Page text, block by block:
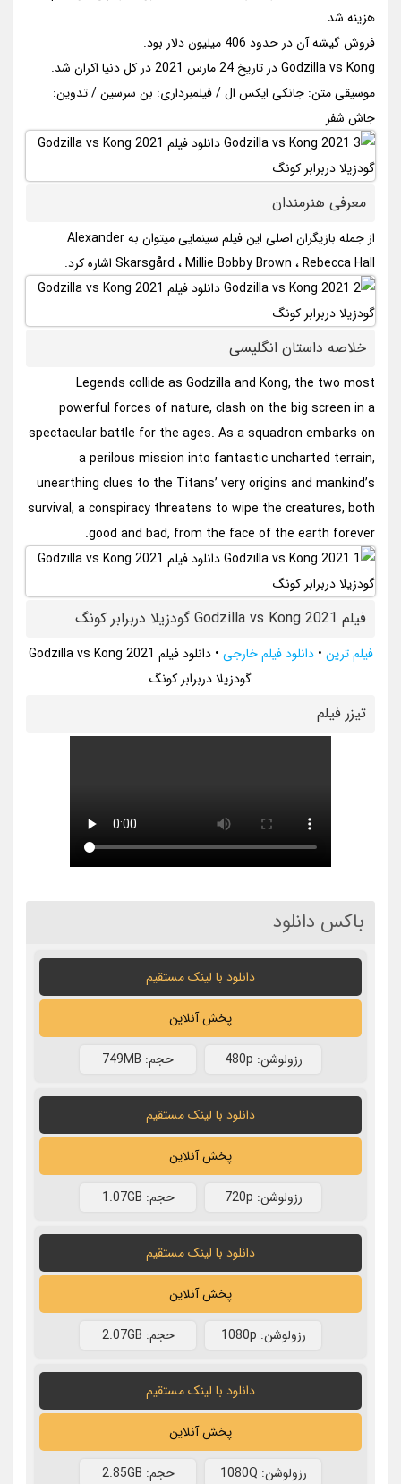
هزینه شد.
فروش گیشه آن در حدود 406 میلیون دلار بود.
Godzilla vs Kong در تاریخ 24 مارس 2021 در کل دنیا اکران شد.
موسیقی متن: جانکی ایکس ال / فیلمبرداری: بن سرسین / تدوین:
جاش شفر
معرفی هنرمندان
از جمله بازیگران اصلی این فیلم سینمایی میتوان به Alexander
Skarsgård ، Millie Bobby Brown ، Rebecca Hall اشاره کرد.
خلاصه داستان انگلیسی
Legends collide as Godzilla and Kong, the two most
powerful forces of nature, clash on the big screen in a
spectacular battle for the ages. As a squadron embarks on
a perilous mission into fantastic uncharted terrain,
unearthing clues to the Titans’ very origins and mankind’s
survival, a conspiracy threatens to wipe the creatures, both
good and bad, from the face of the earth forever.
فیلم Godzilla vs Kong 2021 گودزیلا دربرابر کونگ
فیلم ترین •دانلود فیلم خارجی •
دانلود فیلم Godzilla vs Kong 2021
گودزیلا دربرابر کونگ
تيزر فيلم
باکس دانلود
دانلود با لينک مستقيم
پخش آنلاین
رزولوشن: 480p حجم: 749MB
دانلود با لينک مستقيم
پخش آنلاین
رزولوشن: 720p حجم: 1.07GB
دانلود با لينک مستقيم
پخش آنلاین
رزولوشن: 1080p حجم: 2.07GB
دانلود با لينک مستقيم
پخش آنلاین
رزولوشن: 1080Q حجم: 2.85GB